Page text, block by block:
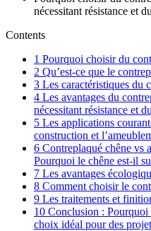
nécessitant résistance et
Contents
1 Pourquoi choisir du
2 Qu’est-ce que le
3 Les caractéristiques du
4 Les avantages du
nécessitant résistance et
5 Les applications
construction et
6 Contreplaqué chêne vs
Pourquoi le chêne est-il
7 Les avantages
8 Comment choisir le
9 Les traitements et
10 Conclusion : Pourquoi
choix idéal pour des